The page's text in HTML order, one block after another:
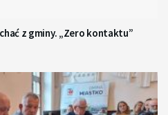
z gminy. „Zero kontaktu”